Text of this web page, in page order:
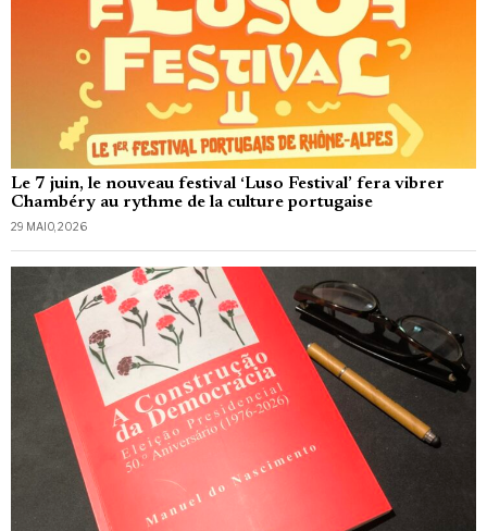
Le 7 juin, le nouveau festival ‘Luso Festival’ fera vibrer
Chambéry au rythme de la culture portugaise
29 MAIO, 2026